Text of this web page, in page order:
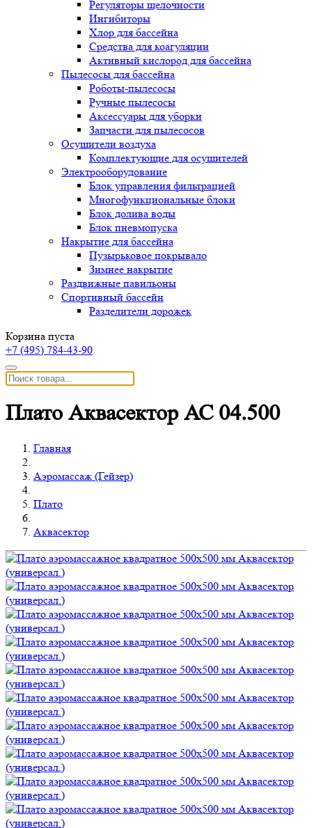
Регуляторы щелочности
Ингибиторы
Хлор для бассейна
Средства для коагуляции
Активный кислород для бассейна
Пылесосы для бассейна
Роботы-пылесосы
Ручные пылесосы
Аксессуары для уборки
Запчасти для пылесосов
Осушители воздуха
Комплектующие для осушителей
Электрооборудование
Блок управления фильтрацией
Многофункциональные блоки
Блок долива воды
Блок пневмопуска
Накрытие для бассейна
Пузырьковое покрывало
Зимнее накрытие
Раздвижные павильоны
Спортивный бассейн
Разделители дорожек
Корзина пуста
+7 (495) 784-43-90
Плато Аквасектор АС 04.500
Главная
Аэромассаж (Гейзер)
Плато
Аквасектор